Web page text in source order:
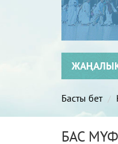
Басты бет
БАС